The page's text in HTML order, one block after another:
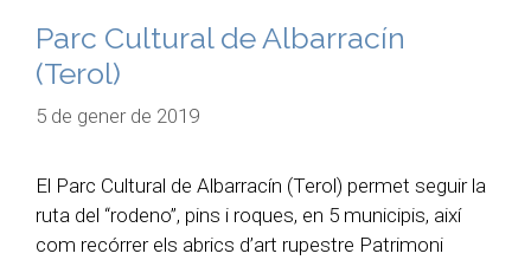
Parc Cultural de Albarracín
(Terol)
5 de gener de 2019
El Parc Cultural de Albarracín (Terol) permet seguir la
ruta del “rodeno”, pins i roques, en 5 municipis, així
com recórrer els abrics d’art rupestre Patrimoni